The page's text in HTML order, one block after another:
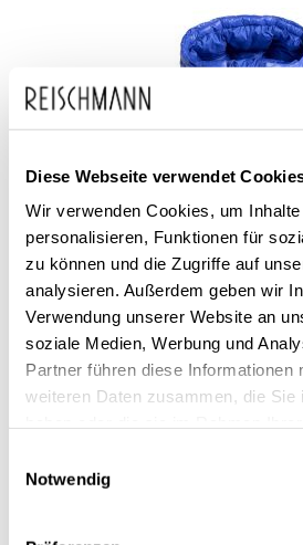
Diese Webseite verwendet
Wir verwenden Cookies, um
personalisieren, Funktionen für
zu können und die Zugriffe auf
analysieren. Außerdem geben wir
Verwendung unserer Website an
soziale Medien, Werbung und
Partner führen diese Informationen
weiteren Daten zusammen, die Sie
Notwendig
adidas
Damen Isolationsjacke Z.N.E. Puffer
189,99 €